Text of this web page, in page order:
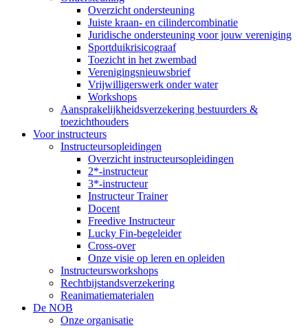
Overzicht ondersteuning
Juiste kraan- en cilindercombinatie
Juridische ondersteuning voor jouw vereniging
Sportduikrisicograaf
Toezicht in het zwembad
Verenigingsnieuwsbrief
Vrijwilligerswerk onder water
Workshops
Aansprakelijkheidsverzekering bestuurders &
toezichthouders
Voor instructeurs
Instructeursopleidingen
Overzicht instructeursopleidingen
2*-instructeur
3*-instructeur
Instructeur Trainer
Docent
Freedive Instructeur
Lucky Fin-begeleider
Cross-over
Onze visie op leren en opleiden
Instructeursworkshops
Rechtbijstandsverzekering
Reanimatiematerialen
De NOB
Onze organisatie